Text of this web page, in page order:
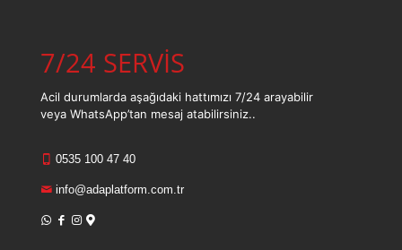
7/24 SERVİS
Acil durumlarda aşağıdaki hattımızı 7/24 arayabilir
veya WhatsApp’tan mesaj atabilirsiniz..
0535 100 47 40
info@adaplatform.com.tr